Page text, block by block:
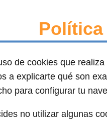
de cookies que
a explicarte qué son
para configurar tu
no utilizar algunas